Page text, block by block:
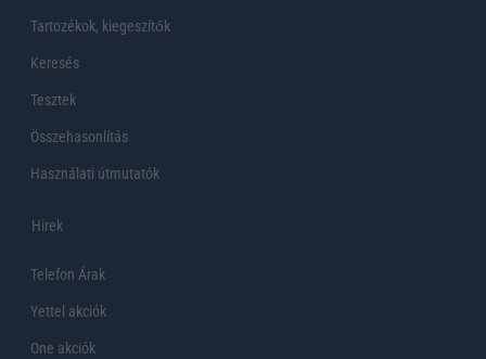
Tartozékok, kiegeszítők
Keresés
Tesztek
Összehasonlítás
Használati útmutatók
Hirek
Telefon Árak
Yettel akciók
One akciók